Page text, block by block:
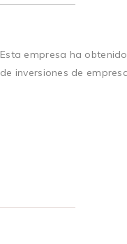
Esta empresa ha
de inversiones de